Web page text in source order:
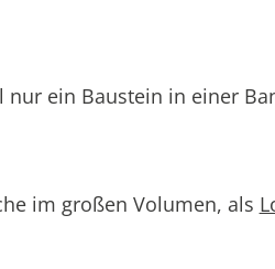
nur ein Baustein in einer
im großen Volumen, als